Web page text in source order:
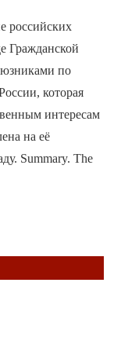
российских
Гражданской
по
которая
интересам
на её
Summary. The